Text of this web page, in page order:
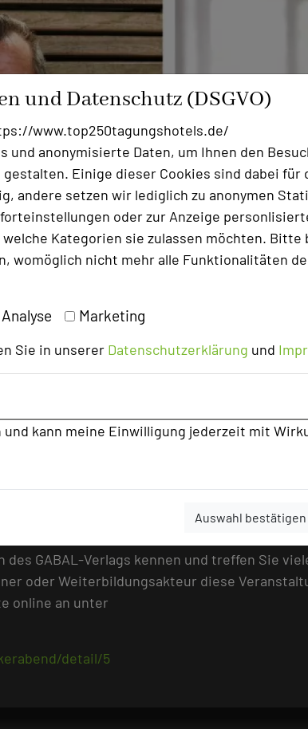
und Datenschutz (DSGVO)
www.top250tagungshotels.de/
und anonymisierte Daten, um Ihnen den
gestalten. Einige dieser Cookies sind dabei für
andere setzen wir lediglich zu anonymen
oder zur Anzeige
Kategorien sie zulassen möchten. Bitte
womöglich nicht mehr alle Funktionalitäten
Analyse Marketing
Sie in unserer Datenschutzerklärung und
kann meine Einwilligung jederzeit mit
Auswahl bestätigen
in Frankfurt/Main und Experte bei den
Methoden und stellt in seinem Vortrag
was sie versprechen. Carl Naughton,
„Denken lernen“ Mittel an die Hand, den
entgehen. Denn nur wenn wir wissen, wie
denken.
GABAL-Verlags kennen und treffen Sie
oder Weiterbildungsakteur diese
online an unter
detail/5